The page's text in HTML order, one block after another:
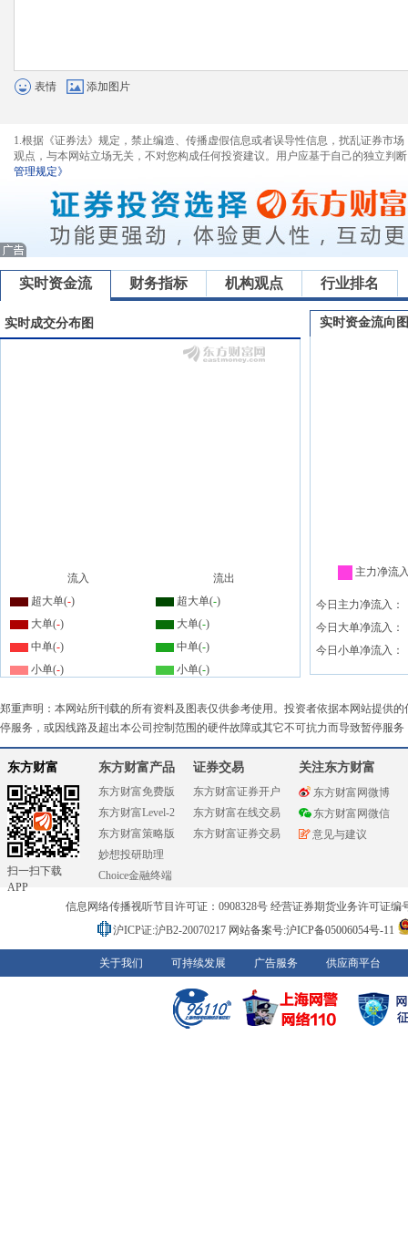
表情 添加图片
1.根据《证券法》规定，禁止编造、传播虚假信息或者误导性信息，扰乱证券市
观点，与本网站立场无关，不对您构成任何投资建议。用户应基于自己的独立判
管理规定》
实时资金流 财务指标 机构观点 行业排名
实时成交分布图
流入
流出
超大单(-) 超大单(-)
大单(-) 大单(-)
中单(-) 中单(-)
小单(-) 小单(-)
实时资金流向图
主力净流
今日主力净流入：
今日大单净流入：
今日小单净流入：
郑重声明：本网站所刊载的所有资料及图表仅供参考使用。投资者依据本网站提供
停服务，或因线路及超出本公司控制范围的硬件故障或其它不可抗力而导致暂停服
东方财富
扫一扫下载
APP
东方财富产品
东方财富免费版
东方财富Level-2
东方财富策略版
妙想投研助理
Choice金融终端
证券交易
东方财富证券开户
东方财富在线交易
东方财富证券交易
关注东方财富
东方财富网微博
东方财富网微信
意见与建议
信息网络传播视听节目许可证：0908328号 经营证券期货业务许可证编
沪ICP证:沪B2-20070217 网站备案号:沪ICP备05006054号-11
关于我们 可持续发展 广告服务 供应商平台